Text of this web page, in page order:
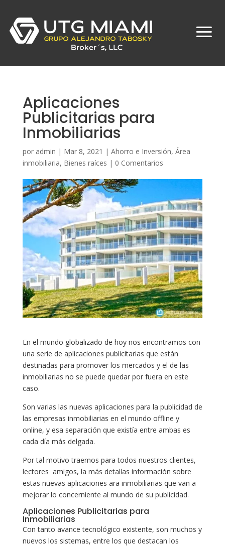
Aplicaciones
Publicitarias para
Inmobiliarias
por admin | Mar 8, 2021 | Ahorro e Inversión, Área
inmobiliaria, Bienes raíces | 0 Comentarios
En el mundo globalizado de hoy nos encontramos con
una serie de aplicaciones publicitarias que están
destinadas para promover los mercados y el de las
inmobiliarias no se puede quedar por fuera en este
caso.
Son varias las nuevas aplicaciones para la publicidad de
las empresas inmobiliarias en el mundo offline y
online, y esa separación que existía entre ambas es
cada día más delgada.
Por tal motivo traemos para todos nuestros clientes,
lectores amigos, la más detallas información sobre
estas nuevas aplicaciones ara inmobiliarias que van a
mejorar lo concerniente al mundo de su publicidad.
Aplicaciones Publicitarias para
Inmobiliarias
Con tanto avance tecnológico existente, son muchos y
nuevos los sistemas, entre los que destacan los